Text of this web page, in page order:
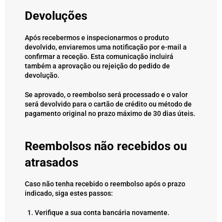
Devoluções
Após recebermos e inspecionarmos o produto
devolvido, enviaremos uma notificação por e-mail a
confirmar a receção. Esta comunicação incluirá
também a aprovação ou rejeição do pedido de
devolução.
Se aprovado, o reembolso será processado e o valor
será devolvido para o cartão de crédito ou método de
pagamento original no prazo máximo de 30 dias úteis.
Reembolsos não recebidos ou
atrasados
Caso não tenha recebido o reembolso após o prazo
indicado, siga estes passos:
Verifique a sua conta bancária novamente.